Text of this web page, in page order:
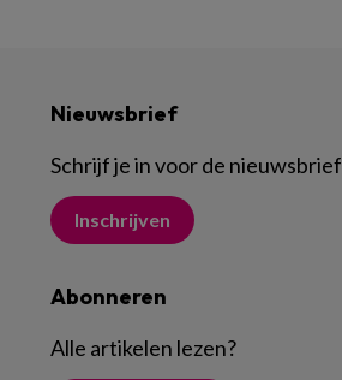
Nieuwsbrief
Schrijf je in voor de nieuwsbrief
Inschrijven
Abonneren
Alle artikelen lezen?